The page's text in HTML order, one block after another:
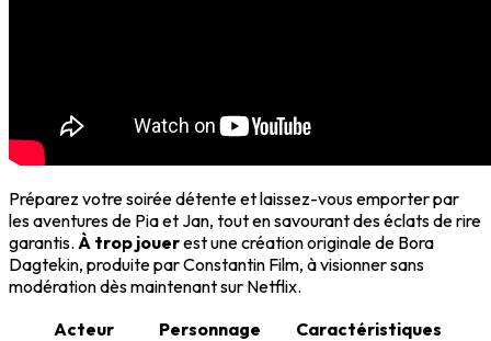
Préparez votre soirée détente et laissez-vous emporter par
les aventures de Pia et Jan, tout en savourant des éclats de rire
garantis. À trop jouerest une création originale de Bora
Dagtekin, produite par Constantin Film, à visionner sans
modération dès maintenant sur Netflix.
Acteur
Personnage
Caractéristiques